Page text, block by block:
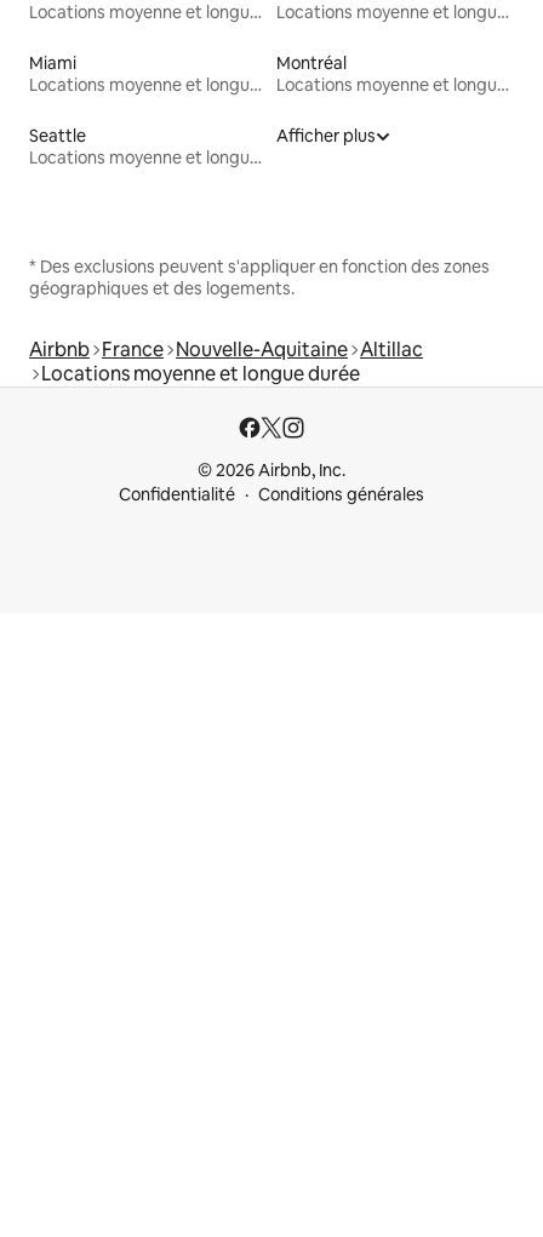
Locations moyenne et longue durée
Locations moyenne et longue durée
Miami
Locations moyenne et longue durée
Montréal
Locations moyenne et longue durée
Seattle
Locations moyenne et longue durée
Afficher plus
* Des exclusions peuvent s'appliquer en fonction des zones
géographiques et des logements.
Airbnb France Nouvelle-Aquitaine Altillac
Locations moyenne et longue durée
© 2026 Airbnb, Inc.
Confidentialité
Conditions générales